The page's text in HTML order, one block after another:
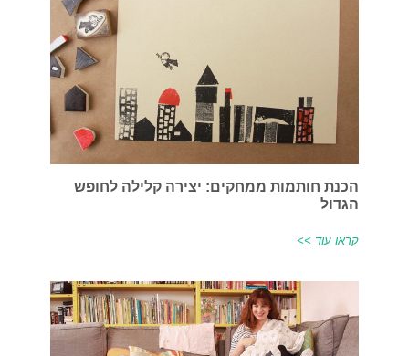
הכנת חותמות ממחקים: יצירה קלילה לחופש
הגדול
קראו עוד >>